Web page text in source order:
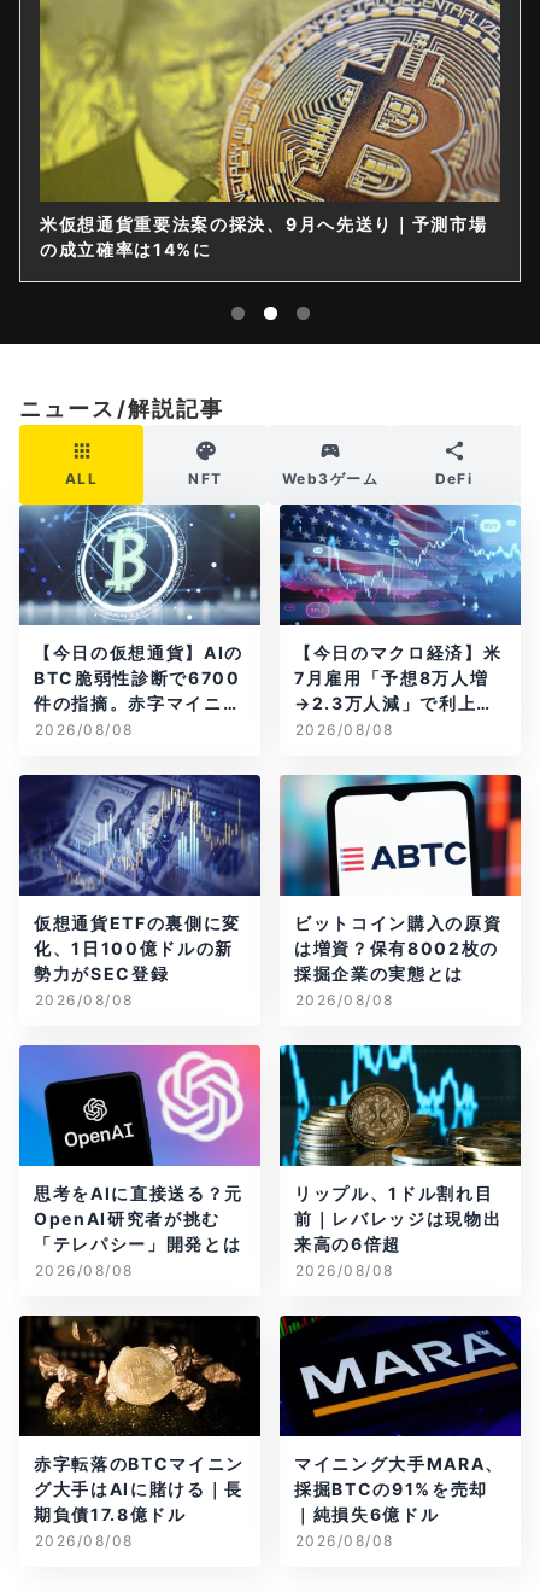
米仮想通貨重要法案の採決、9月へ先送り｜予測市場
の成立確率は14%に
ニュース/解説記事
ALL NFT Web3ゲーム DeFi
【今日の仮想通貨】AIの
BTC脆弱性診断で6700
件の指摘。赤字マイニン
グ企業はAIに賭ける
2026/08/08
【今日のマクロ経済】米
7月雇用「予想8万人増
→2.3万人減」で利上げ
観測後退
2026/08/08
仮想通貨ETFの裏側に変
化、1日100億ドルの新
勢力がSEC登録
2026/08/08
ビットコイン購入の原資
は増資？保有8002枚の
採掘企業の実態とは
2026/08/08
思考をAIに直接送る？元
OpenAI研究者が挑む
「テレパシー」開発とは
2026/08/08
リップル、1ドル割れ目
前｜レバレッジは現物出
来高の6倍超
2026/08/08
赤字転落のBTCマイニン
グ大手はAIに賭ける｜長
期負債17.8億ドル
2026/08/08
マイニング大手MARA、
採掘BTCの91%を売却
｜純損失6億ドル
2026/08/08